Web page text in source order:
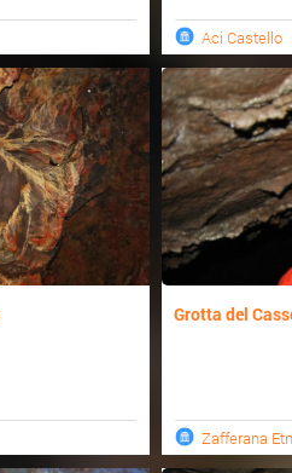
Aci Castello
Grotta del
Zafferana